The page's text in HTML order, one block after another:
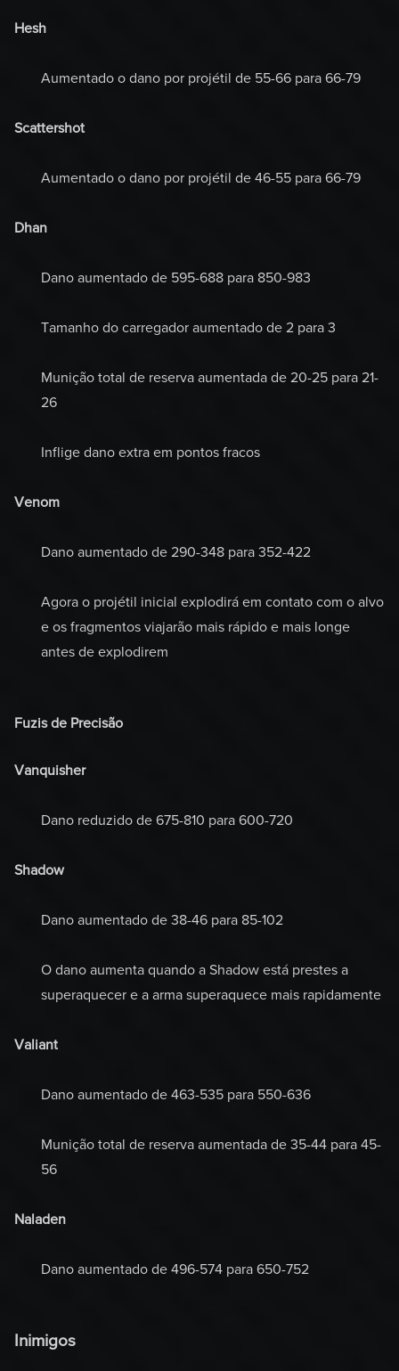
Hesh
Aumentado o dano por projétil de 55-66 para 66-79
Scattershot
Aumentado o dano por projétil de 46-55 para 66-79
Dhan
Dano aumentado de 595-688 para 850-983
Tamanho do carregador aumentado de 2 para 3
Munição total de reserva aumentada de 20-25 para 21-
26
Inflige dano extra em pontos fracos
Venom
Dano aumentado de 290-348 para 352-422
Agora o projétil inicial explodirá em contato com o alvo
e os fragmentos viajarão mais rápido e mais longe
antes de explodirem
Fuzis de Precisão
Vanquisher
Dano reduzido de 675-810 para 600-720
Shadow
Dano aumentado de 38-46 para 85-102
O dano aumenta quando a Shadow está prestes a
superaquecer e a arma superaquece mais rapidamente
Valiant
Dano aumentado de 463-535 para 550-636
Munição total de reserva aumentada de 35-44 para 45-
56
Naladen
Dano aumentado de 496-574 para 650-752
Inimigos